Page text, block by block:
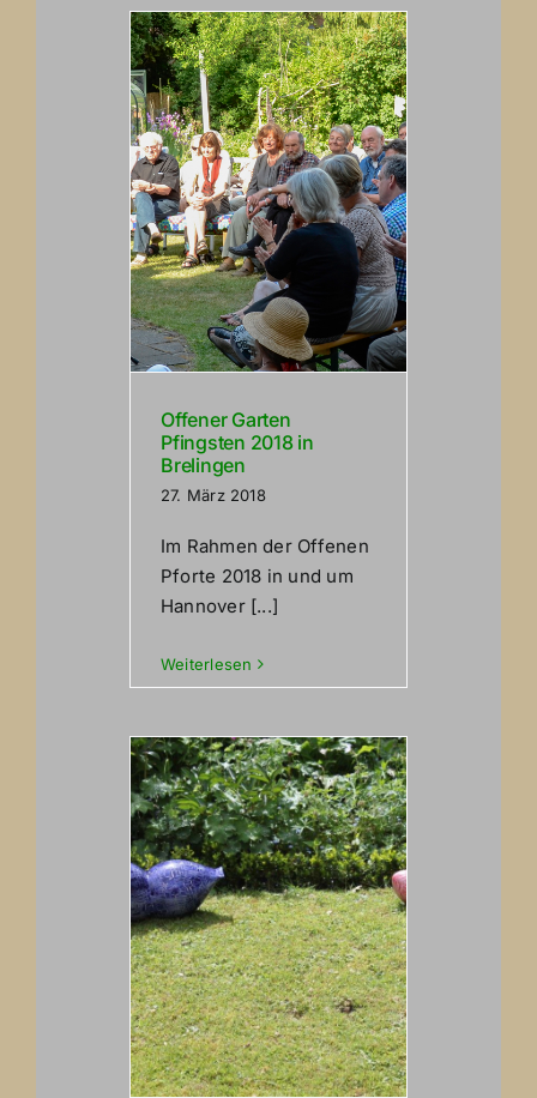
Offener Garten
Pfingsten 2018 in
Brelingen
27. März 2018
Im Rahmen der Offenen
Pforte 2018 in und um
Hannover [...]
Weiterlesen